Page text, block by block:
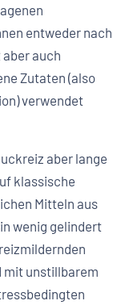
entweder nach
auch
Zutaten (also
verwendet
aber lange
klassische
Mitteln aus
wenig gelindert
mit unstillbarem